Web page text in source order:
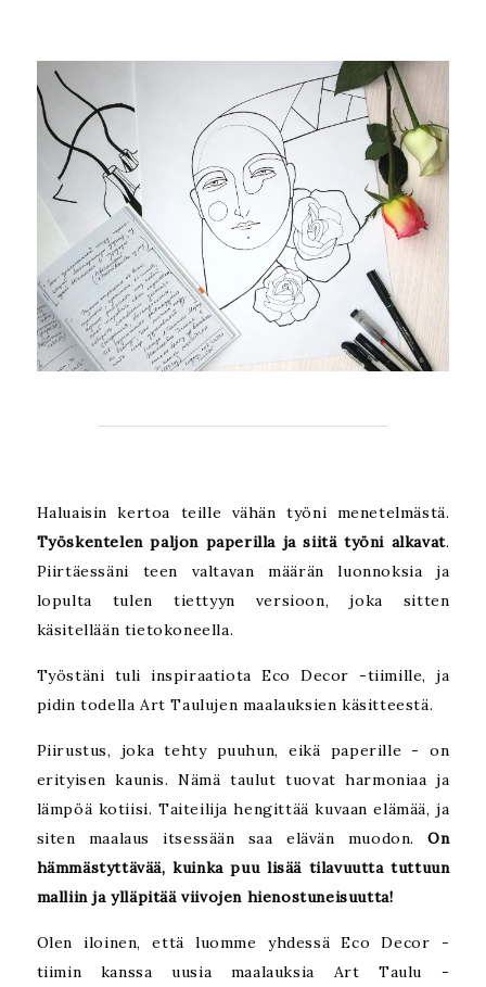
Haluaisin kertoa teille vähän työni menetelmästä.
Työskentelen paljon paperilla ja siitä työni alkavat.
Piirtäessäni teen valtavan määrän luonnoksia ja
lopulta tulen tiettyyn versioon, joka sitten
käsitellään tietokoneella.
Työstäni tuli inspiraatiota Eco Decor -tiimille, ja
pidin todella Art Taulujen maalauksien käsitteestä.
Piirustus, joka tehty puuhun, eikä paperille - on
erityisen kaunis. Nämä taulut tuovat harmoniaa ja
lämpöä kotiisi. Taiteilija hengittää kuvaan elämää, ja
siten maalaus itsessään saa elävän muodon.On
hämmästyttävää, kuinka puu lisää tilavuutta tuttuun
malliin ja ylläpitää viivojen hienostuneisuutta!
Olen iloinen, että luomme yhdessä Eco Decor -
tiimin kanssa uusia maalauksia Art Taulu -